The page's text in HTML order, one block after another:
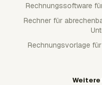
Rechnungssoftware
Rechner für
Rechnungsvorlage
Weitere